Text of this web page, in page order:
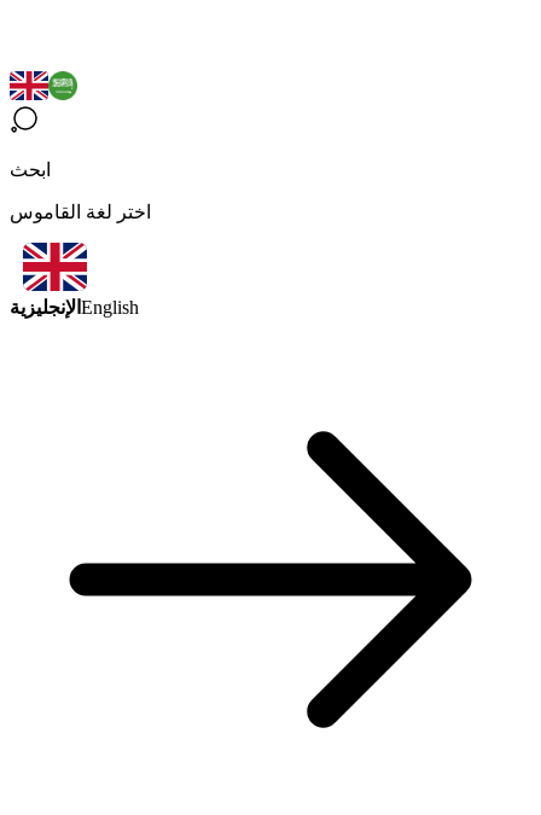
ابحث
اختر لغة القاموس
الإنجليزية English